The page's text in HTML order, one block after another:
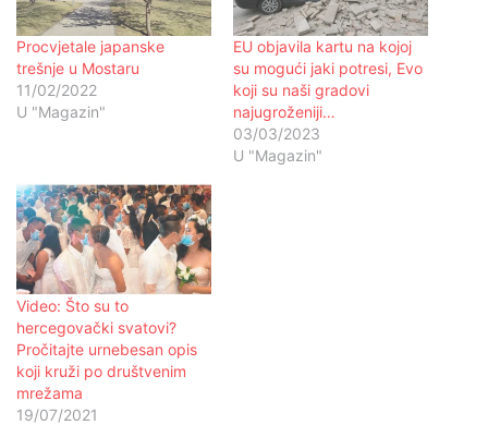
Procvjetale japanske
trešnje u Mostaru
11/02/2022
U "Magazin"
EU objavila kartu na kojoj
su mogući jaki potresi, Evo
koji su naši gradovi
najugroženiji…
03/03/2023
U "Magazin"
Video: Što su to
hercegovački svatovi?
Pročitajte urnebesan opis
koji kruži po društvenim
mrežama
19/07/2021